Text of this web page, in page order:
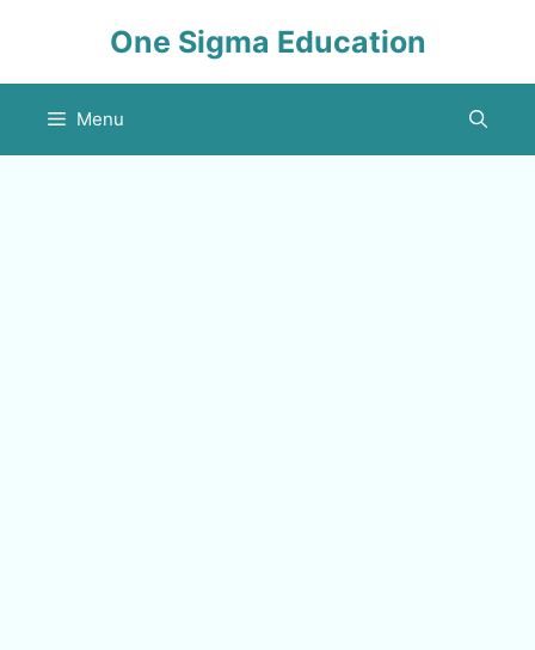
One Sigma Education
Menu